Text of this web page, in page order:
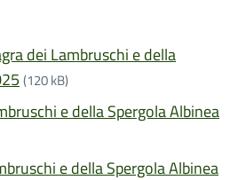
dei Lambruschi e della
(120 kB)
e della Spergola Albinea
e della Spergola Albinea